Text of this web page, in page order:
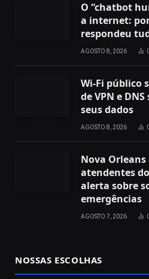
O “chatbot
a internet:
respondeu
AGOSTO 8, 2026
Wi‑Fi público
de VPN e
seus dados
AGOSTO 8, 2026
Nova
atendentes
alerta sobre
emergências
AGOSTO 7, 2026
NOSSAS ESCOLHAS